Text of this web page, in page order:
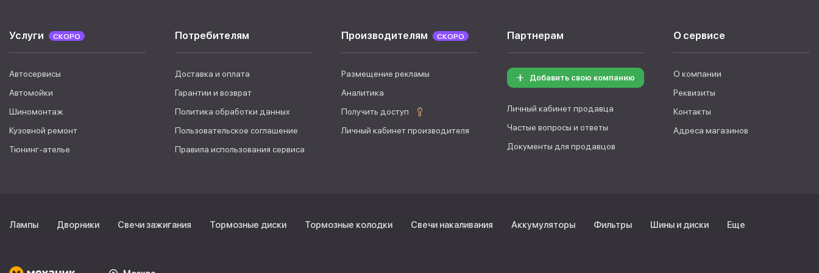
Услуги СКОРО
Автосервисы
Автомойки
Шиномонтаж
Кузовной ремонт
Тюнинг-ателье
Потребителям
Доставка и оплата
Гарантии и возврат
Политика обработки данных
Пользовательское соглашение
Правила использования сервиса
Производителям СКОРО
Размещение рекламы
Аналитика
Получить доступ
Личный кабинет производителя
Партнерам
Добавить свою компанию
Личный кабинет продавца
Частые вопросы и ответы
Документы для продавцов
О сервисе
О компании
Реквизиты
Контакты
Адреса магазинов
Лампы Дворники Свечи зажигания Тормозные диски Тормозные колодки Свечи накаливания Аккумуляторы Фильтры Шины и диски Еще